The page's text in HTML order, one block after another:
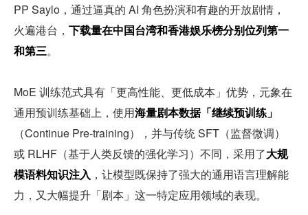
PP Saylo，通过逼真的 AI 角色扮演和有趣的开放剧情，
火遍港台， 下载量在中国台湾和香港娱乐榜分别位列第一
和第三。
MoE 训练范式具有「更高性能、更低成本」优势，元象在
通用预训练基础上，使用海量剧本数据「继续预训练」
（Continue Pre-training），并与传统 SFT（监督微调）
或 RLHF（基于人类反馈的强化学习）不同，采用了大规
模语料知识注入 ，让模型既保持了强大的通用语言理解能
力，又大幅提升「剧本」这一特定应用领域的表现。